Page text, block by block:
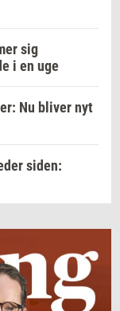
sig
i en uge
Nu bliver nyt
siden: